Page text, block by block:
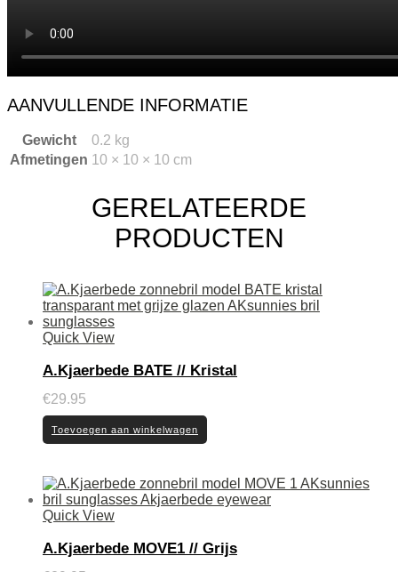
AANVULLENDE INFORMATIE
Gewicht
0.2 kg
Afmetingen 10 × 10 × 10 cm
GERELATEERDE
PRODUCTEN
Quick View
A.Kjaerbede BATE // Kristal
€29.95
Toevoegen aan winkelwagen
Quick View
A.Kjaerbede MOVE1 // Grijs